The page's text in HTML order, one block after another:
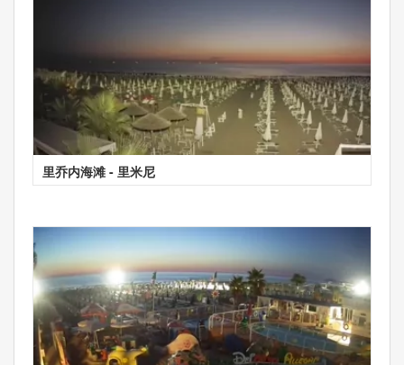
里乔内海滩 - 里米尼